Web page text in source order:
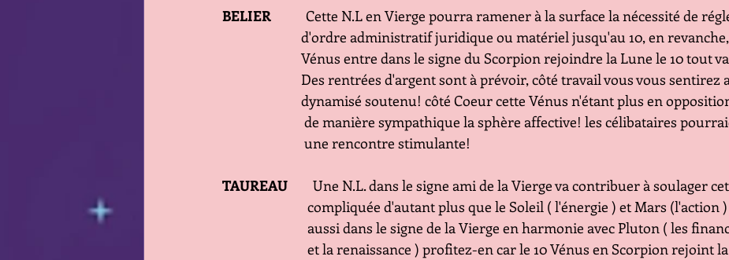
BELIER
Cette N.L en Vierge pourra ramener à la surface la nécessité de
d'ordre administratif juridique ou matériel jusqu'au 10, en
Vénus entre dans le signe du Scorpion rejoindre la Lune le 10
Des rentrées d'argent sont à prévoir, côté travail vous vous
dynamisé soutenu! côté Coeur cette Vénus n'étant plus en
de manière sympathique la sphère affective! les célibataires
                          une rencontre stimulante!
TAUREAU
Une N.L. dans le signe ami de la Vierge va contribuer à soulager
compliquée d'autant plus que le Soleil ( l'énergie ) et Mars
aussi dans le signe de la Vierge en harmonie avec Pluton ( les
et la renaissance ) profitez-en car le 10 Vénus en Scorpion